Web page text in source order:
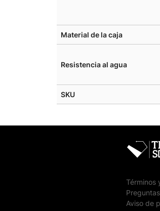
Material de la caja
Resistencia al agua
SKU
Términos
Aviso de